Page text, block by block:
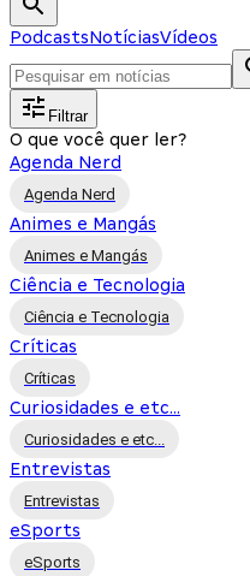
PodcastsNotíciasVídeos
Filtrar
O que você quer ler?
Agenda Nerd
Agenda Nerd
Animes e Mangás
Animes e Mangás
Ciência e Tecnologia
Ciência e Tecnologia
Críticas
Críticas
Curiosidades e etc...
Curiosidades e etc...
Entrevistas
Entrevistas
eSports
eSports